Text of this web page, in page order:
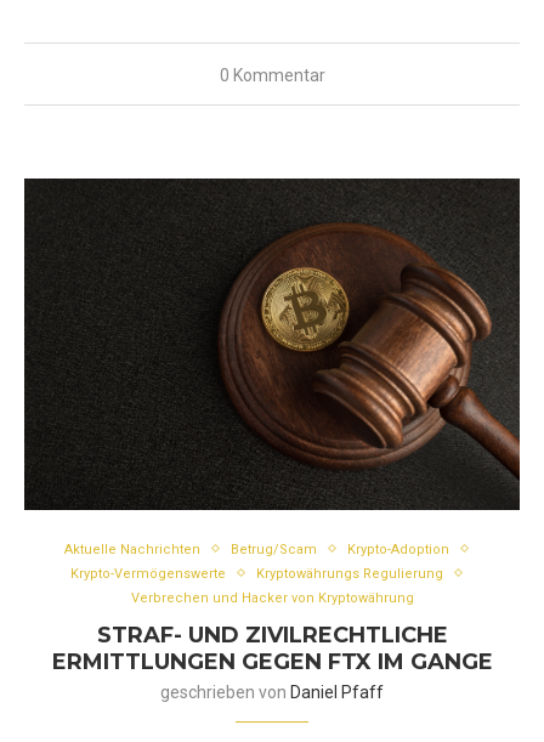
0 Kommentar
Aktuelle Nachrichten Betrug/Scam
Krypto-Adoption
Krypto-Vermögenswerte
Kryptowährungs Regulierung
Verbrechen und Hacker von Kryptowährung
STRAF- UND ZIVILRECHTLICHE
ERMITTLUNGEN GEGEN FTX IM GANGE
geschrieben von Daniel Pfaff